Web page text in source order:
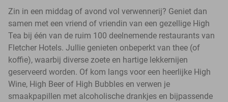
Zin in een middag of avond vol verwennerij? Geniet dan
samen met een vriend of vriendin van een gezellige High
Tea bij één van de ruim 100 deelnemende restaurants van
Fletcher Hotels. Jullie genieten onbeperkt van thee (of
koffie), waarbij diverse zoete en hartige lekkernijen
geserveerd worden. Of kom langs voor een heerlijke High
Wine, High Beer of High Bubbles en verwen je
smaakpapillen met alcoholische drankjes en bijpassende